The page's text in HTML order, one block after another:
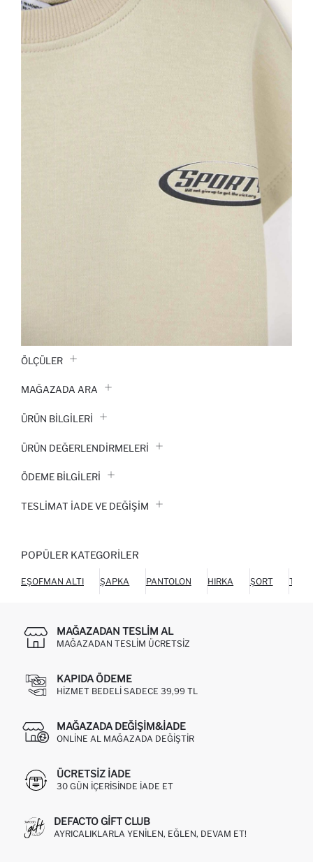
ÖLÇÜLER
MAĞAZADA ARA
ÜRÜN BILGILERI
ÜRÜN DEĞERLENDİRMELERİ
ÖDEME BİLGİLERİ
TESLIMAT İADE VE DEĞIŞIM
POPÜLER KATEGORILER
EŞOFMAN ALTI ŞAPKA PANTOLON HIRKA ŞORT
MAĞAZADAN TESLIM AL
MAĞAZADAN TESLIM ÜCRETSIZ
KAPIDA ÖDEME
HIZMET BEDELI SADECE 39,99 TL
MAĞAZADA DEĞIŞIM&İADE
ONLINE AL MAĞAZADA DEĞIŞTIR
ÜCRETSIZ IADE
30 GÜN IÇERISINDE IADE ET
DEFACTO GIFT CLUB
AYRICALIKLARLA YENILEN, EĞLEN, DEVAM ET!